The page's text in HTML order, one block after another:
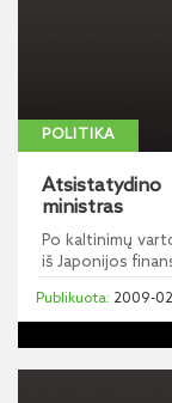
POLITIKA
ministras
Po kaltinimų
iš Japonijos
2009-